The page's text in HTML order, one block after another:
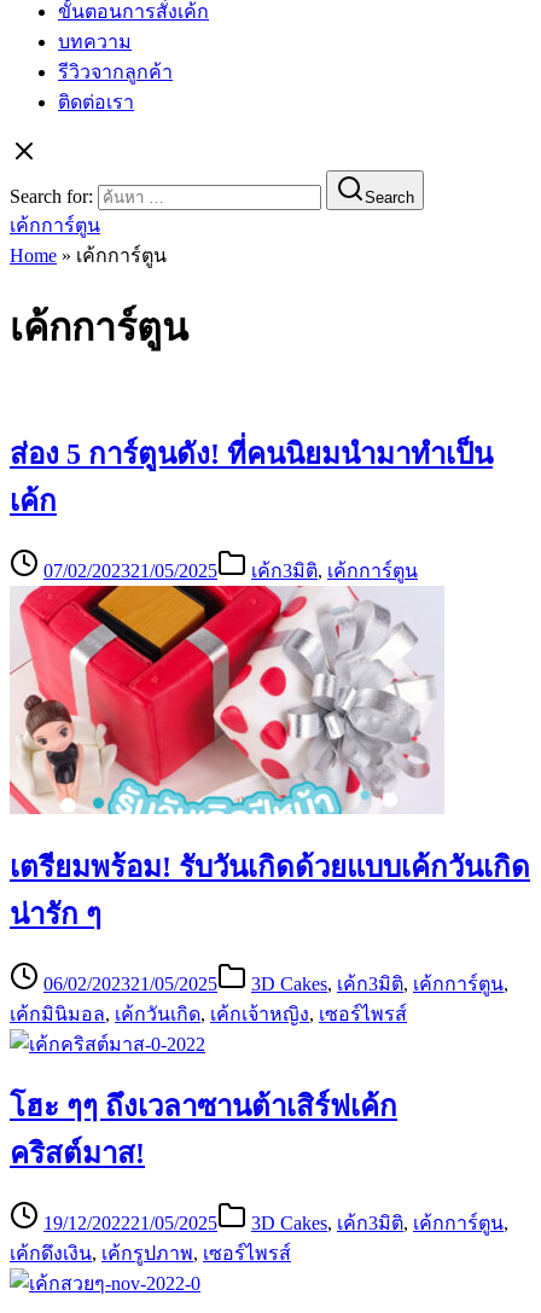
ขั้นตอนการสั่งเค้ก
บทความ
รีวิวจากลูกค้า
ติดต่อเรา
Search for: Search
เค้กการ์ตูน
Home » เค้กการ์ตูน
เค้กการ์ตูน
ส่อง 5 การ์ตูนดัง! ที่คนนิยมนำมาทำเป็น
เค้ก
07/02/202321/05/2025 เค้ก3มิติ, เค้กการ์ตูน
เตรียมพร้อม! รับวันเกิดด้วยแบบเค้กวันเกิด
น่ารัก ๆ
06/02/202321/05/2025 3D Cakes, เค้ก3มิติ, เค้กการ์ตูน,
เค้กมินิมอล, เค้กวันเกิด, เค้กเจ้าหญิง, เซอร์ไพรส์
โฮะ ๆๆ ถึงเวลาซานต้าเสิร์ฟเค้ก
คริสต์มาส!
19/12/202221/05/2025 3D Cakes, เค้ก3มิติ, เค้กการ์ตูน,
เค้กดึงเงิน, เค้กรูปภาพ, เซอร์ไพรส์